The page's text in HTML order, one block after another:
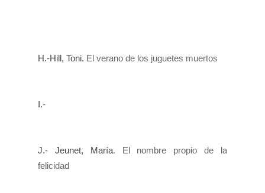
H.-Hill, Toni. El verano de los juguetes muertos
I.-
J.- Jeunet, María. El nombre propio de la
felicidad